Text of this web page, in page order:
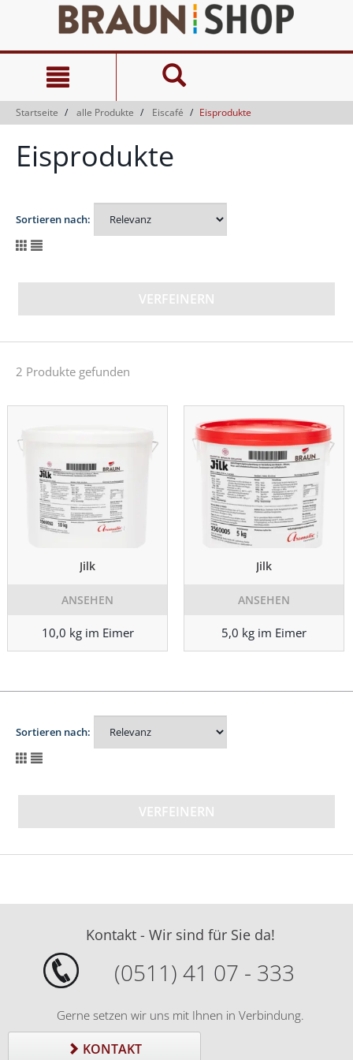
springen
Navigationsmenü
springen
Startseite alle Produkte Eiscafé Eisprodukte
Eisprodukte
Sortieren nach:
VERFEINERN
2 Produkte gefunden
Jilk
ANSEHEN
10,0 kg im Eimer
Jilk
ANSEHEN
5,0 kg im Eimer
Sortieren nach:
VERFEINERN
Kontakt - Wir sind für Sie da!
(0511) 41 07 - 333
Gerne setzen wir uns mit Ihnen in Verbindung.
KONTAKT